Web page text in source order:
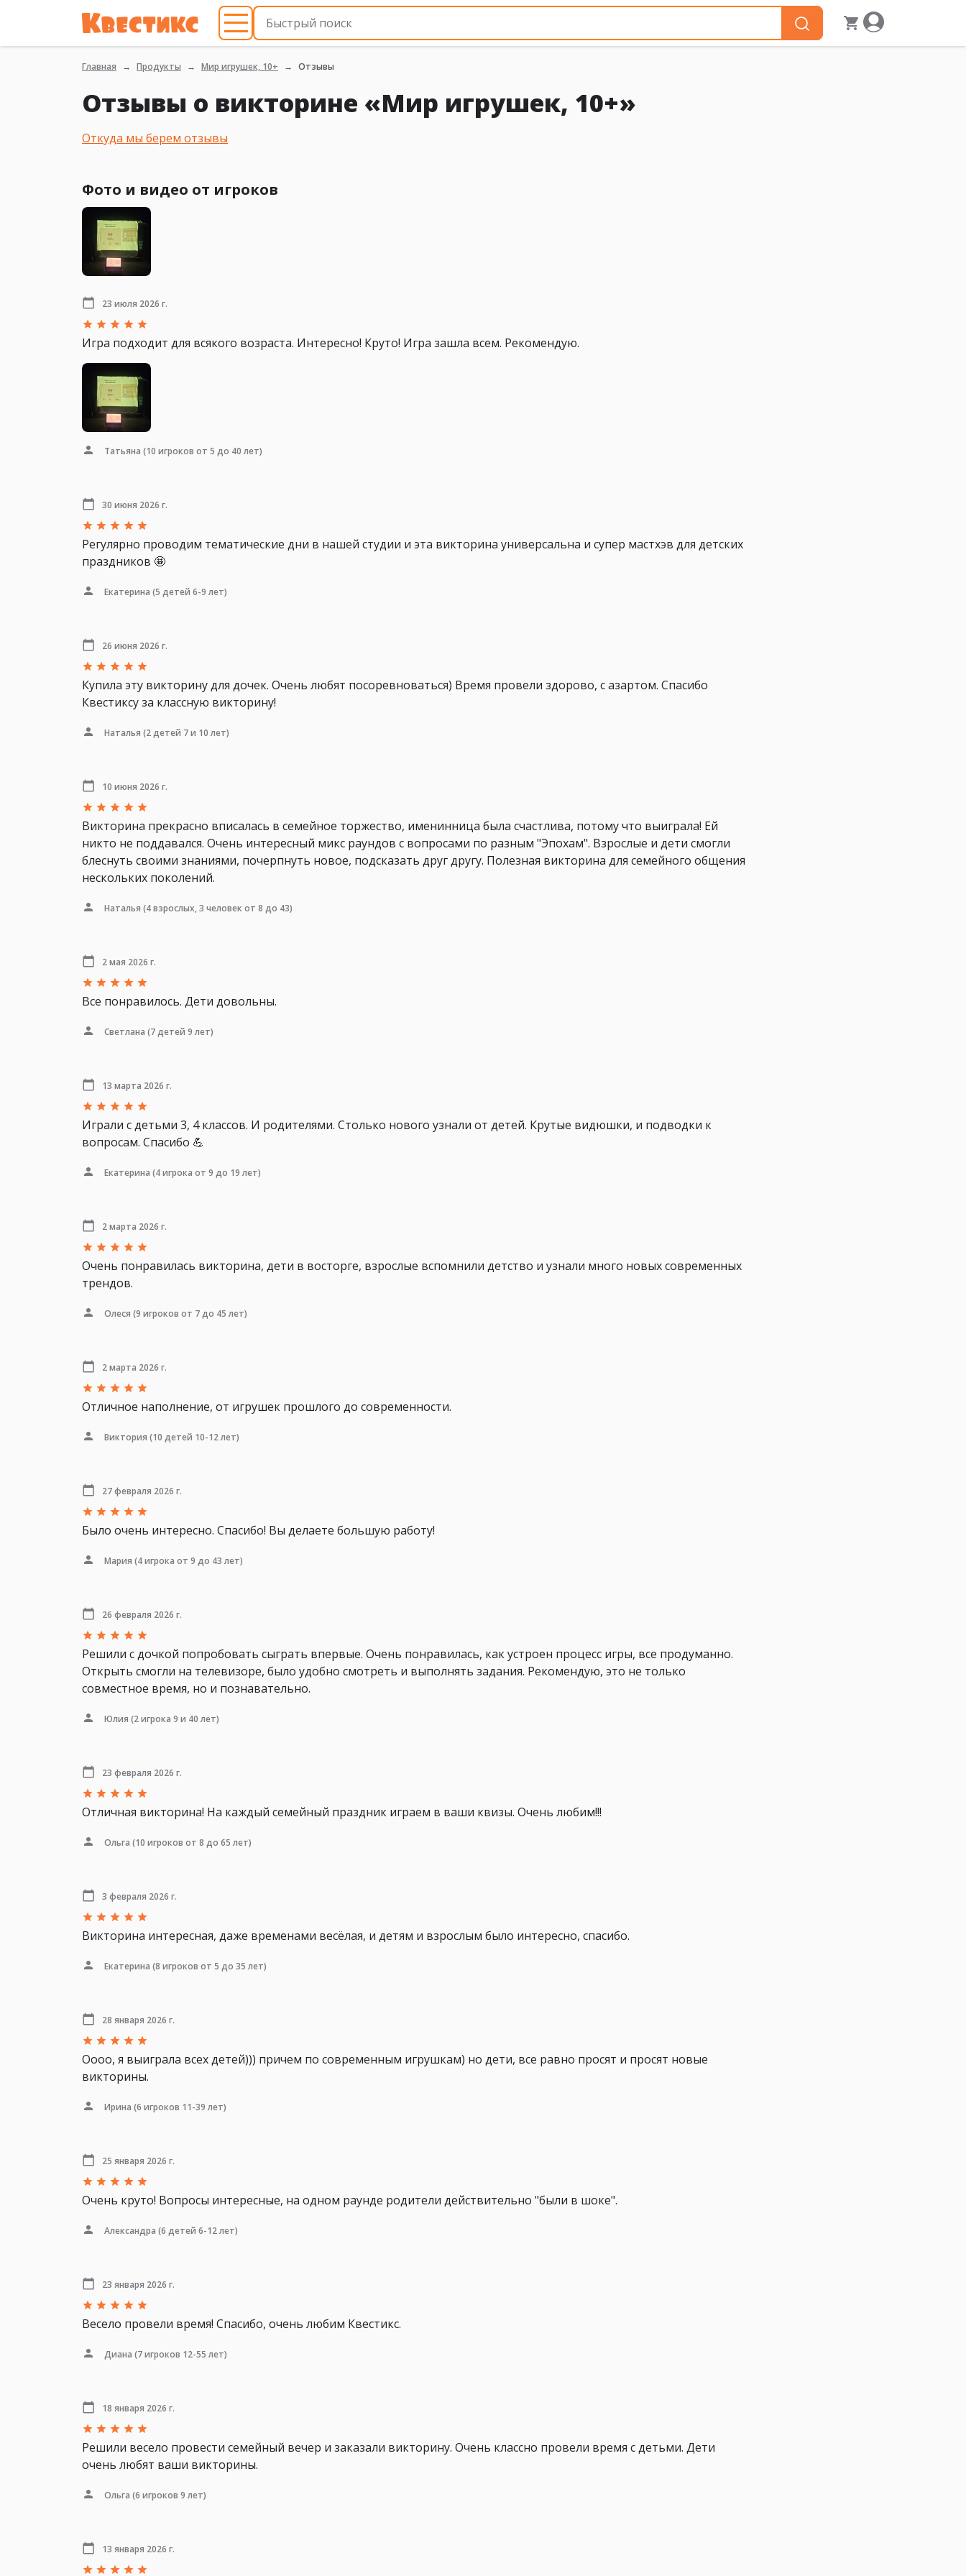
Главная Продукты Мир игрушек, 10+ Отзывы
Отзывы о викторине «Мир игрушек, 10+»
Откуда мы берем отзывы
Фото и видео от игроков
23 июля 2026 г.
Игра подходит для всякого возраста. Интересно! Круто! Игра зашла всем. Рекомендую.
Татьяна (10 игроков от 5 до 40 лет)
30 июня 2026 г.
Регулярно проводим тематические дни в нашей студии и эта викторина универсальна и супер мастхэв для детских
праздников 🤩
Екатерина (5 детей 6-9 лет)
26 июня 2026 г.
Купила эту викторину для дочек. Очень любят посоревноваться) Время провели здорово, с азартом. Спасибо
Квестиксу за классную викторину!
Наталья (2 детей 7 и 10 лет)
10 июня 2026 г.
Викторина прекрасно вписалась в семейное торжество, именинница была счастлива, потому что выиграла! Ей
никто не поддавался. Очень интересный микс раундов с вопросами по разным "Эпохам". Взрослые и дети смогли
блеснуть своими знаниями, почерпнуть новое, подсказать друг другу. Полезная викторина для семейного общения
нескольких поколений.
Наталья (4 взрослых, 3 человек от 8 до 43)
2 мая 2026 г.
Все понравилось. Дети довольны.
Светлана (7 детей 9 лет)
13 марта 2026 г.
Играли с детьми 3, 4 классов. И родителями. Столько нового узнали от детей. Крутые видюшки, и подводки к
вопросам. Спасибо 💪
Екатерина (4 игрока от 9 до 19 лет)
2 марта 2026 г.
Очень понравилась викторина, дети в восторге, взрослые вспомнили детство и узнали много новых современных
трендов.
Олеся (9 игроков от 7 до 45 лет)
2 марта 2026 г.
Отличное наполнение, от игрушек прошлого до современности.
Виктория (10 детей 10-12 лет)
27 февраля 2026 г.
Было очень интересно. Спасибо! Вы делаете большую работу!
Мария (4 игрока от 9 до 43 лет)
26 февраля 2026 г.
Решили с дочкой попробовать сыграть впервые. Очень понравилась, как устроен процесс игры, все продуманно.
Открыть смогли на телевизоре, было удобно смотреть и выполнять задания. Рекомендую, это не только
совместное время, но и познавательно.
Юлия (2 игрока 9 и 40 лет)
23 февраля 2026 г.
Отличная викторина! На каждый семейный праздник играем в ваши квизы. Очень любим!!!
Ольга (10 игроков от 8 до 65 лет)
3 февраля 2026 г.
Викторина интересная, даже временами весёлая, и детям и взрослым было интересно, спасибо.
Екатерина (8 игроков от 5 до 35 лет)
28 января 2026 г.
Оооо, я выиграла всех детей))) причем по современным игрушкам) но дети, все равно просят и просят новые
викторины.
Ирина (6 игроков 11-39 лет)
25 января 2026 г.
Очень круто! Вопросы интересные, на одном раунде родители действительно "были в шоке".
Александра (6 детей 6-12 лет)
23 января 2026 г.
Весело провели время! Спасибо, очень любим Квестикс.
Диана (7 игроков 12-55 лет)
18 января 2026 г.
Решили весело провести семейный вечер и заказали викторину. Очень классно провели время с детьми. Дети
очень любят ваши викторины.
Ольга (6 игроков 9 лет)
13 января 2026 г.